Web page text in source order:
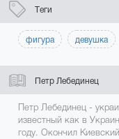
Теги
фигура девушка
Петр Лебединец
Петр Лебединец -
известный как в
году. Окончил